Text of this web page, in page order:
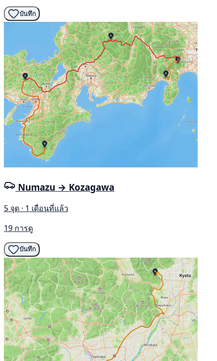
บันทึก
Numazu → Kozagawa
5 จุด · 1 เดือนที่แล้ว
19 การดู
บันทึก